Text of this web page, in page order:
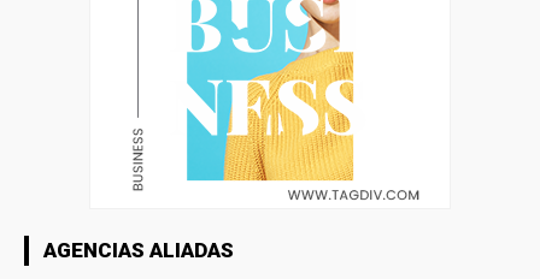
AGENCIAS ALIADAS